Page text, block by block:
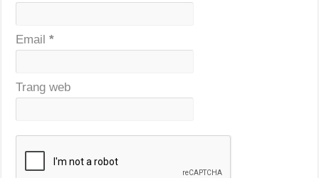
Email*
Trang web